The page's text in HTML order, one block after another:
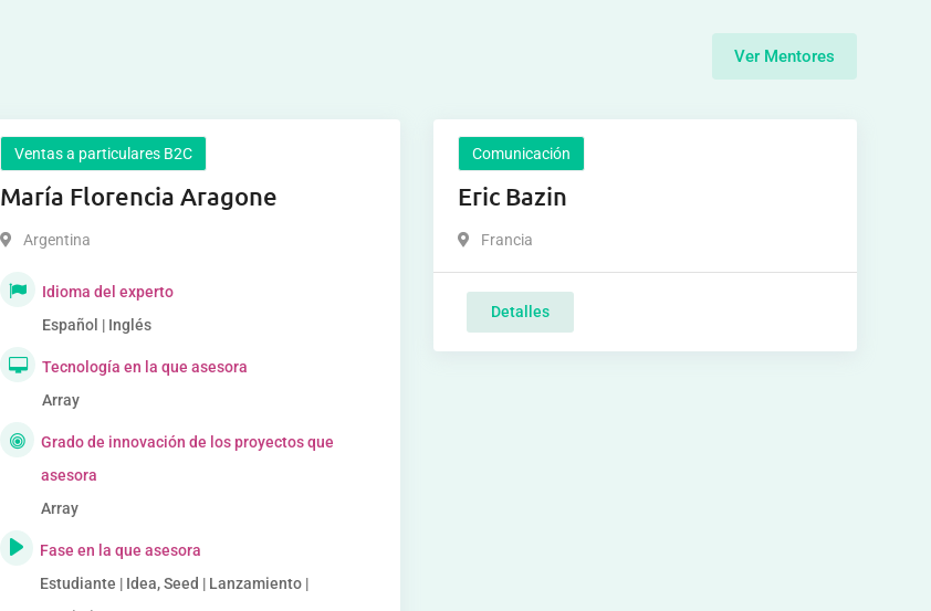
Ver Mentores
Ventas a particulares B2C
María Florencia Aragone
Argentina
Idioma del experto
Español | Inglés
Tecnología en la que asesora
Array
Grado de innovación de los proyectos que
asesora
Array
Fase en la que asesora
Estudiante | Idea, Seed | Lanzamiento |
Comunicación
Eric Bazin
Francia
Detalles